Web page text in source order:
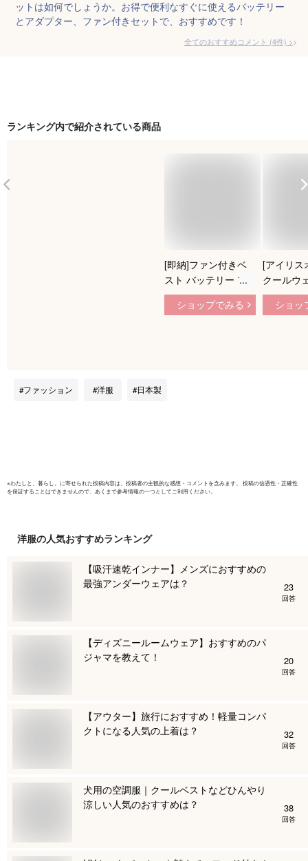
ットは如何でしょうか。お得で便利なすぐに使えるバッテリー
とアダプター、ファン付きセットで、おすすめです！
全てのおすすめコメント (4件) >
ランキング内で紹介されている商品
[即納]ファン付きベ
スト バッテリー フ
ァンセット ファン付
き作業服 20000mah
ショップでみる
[アイリス
クールウ
アル セッ
ファン
ショッ
ファッション 洋服 日本製
※わたしと、暮らし。 に寄せられた投稿内容は、投稿者の主観的な感想・コメントを含みます。 投稿の信憑性・正確性
を保証することはできませんので、あくまで参考情報の一つとしてご利用ください。
洋服の人気おすすめランキング
【吸汗速乾インナー】メンズにおすすめの
最強アンダーウェアは？
23
回答
【ディズニールームウェア】おすすめのパ
ジャマを教えて！
20
回答
【アウター】旅行におすすめ！軽量コンパ
クトになる人気の上着は？
32
回答
犬用の空調服｜クールベストなどひんやり
涼しい人気のおすすめは？
38
回答